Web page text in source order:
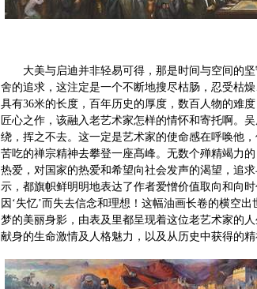
大美与启迪并非轻易可得，那是时间与空间的
舍的追求，这注定是一个不断地搜尽枯肠，忍受枯
具有36米的长度，百年历史的厚度，数百人物的难
匠心之作，该融入老艺术家怎样的情怀和寄托啊。
绕，挥之不去。这一定是艺术家的使命感在呼唤他
苦吃的禅宗精神去攀登一座髙峰。无数个殚精竭力
热爱，对国家的热爱和希望向社会发声的渴望，追
示，都旗帜鲜明明地表达了作者爱憎价值取向和向
因‘失忆’而失去信念和理想！这幅油画长卷的横空
梦的美丽身影，由表及里都呈现着这位老艺术家的
献身的生命激情及人格魅力，以及从历史中获得的精